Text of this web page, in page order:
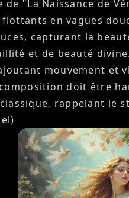
"La Naissance de
en vagues
capturant la
et de beauté
mouvement et
doit être
rappelant le